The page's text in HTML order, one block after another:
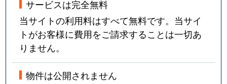
サービスは完全無料
当サイトの利用料はすべて無料です。当サイ
トがお客様に費用をご請求することは一切あ
りません。
物件は公開されません